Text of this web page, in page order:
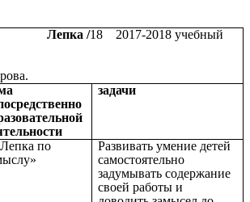
/18 2017-2018 учебный
задачи
по
Развивать умение детей
самостоятельно
задумывать содержание
своей работы и